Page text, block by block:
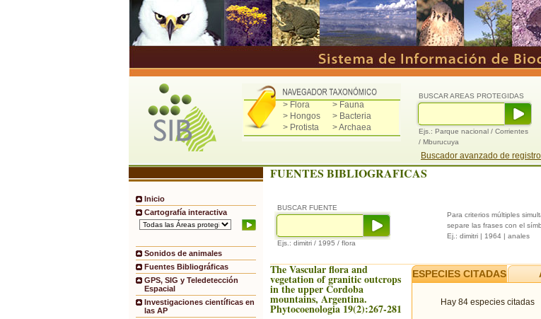
> Flora
> Fauna
> Hongos
> Bacteria
> Protista
> Archaea
BUSCAR AREAS PROTEGIDAS
Ejs.: Parque nacional / Corrientes
/ Mburucuya
Buscador avanzado de
Inicio
Cartografía interactiva
Sonidos de animales
Fuentes Bibliográficas
GPS, SIG y Teledetección
Espacial
Investigaciones científicas en
las AP
FUENTES BIBLIOGRAFICAS
BUSCAR FUENTE
Ejs.: dimitri / 1995 / flora
Para criterios múltiples
separe las frases con el
Ej.: dimitri | 1964 | anales
The Vascular flora and
vegetation of granitic outcrops
in the upper Cordoba
mountains, Argentina.
Phytocoenologia 19(2):267-281
ESPECIES CITADAS
Hay 84 especies citadas